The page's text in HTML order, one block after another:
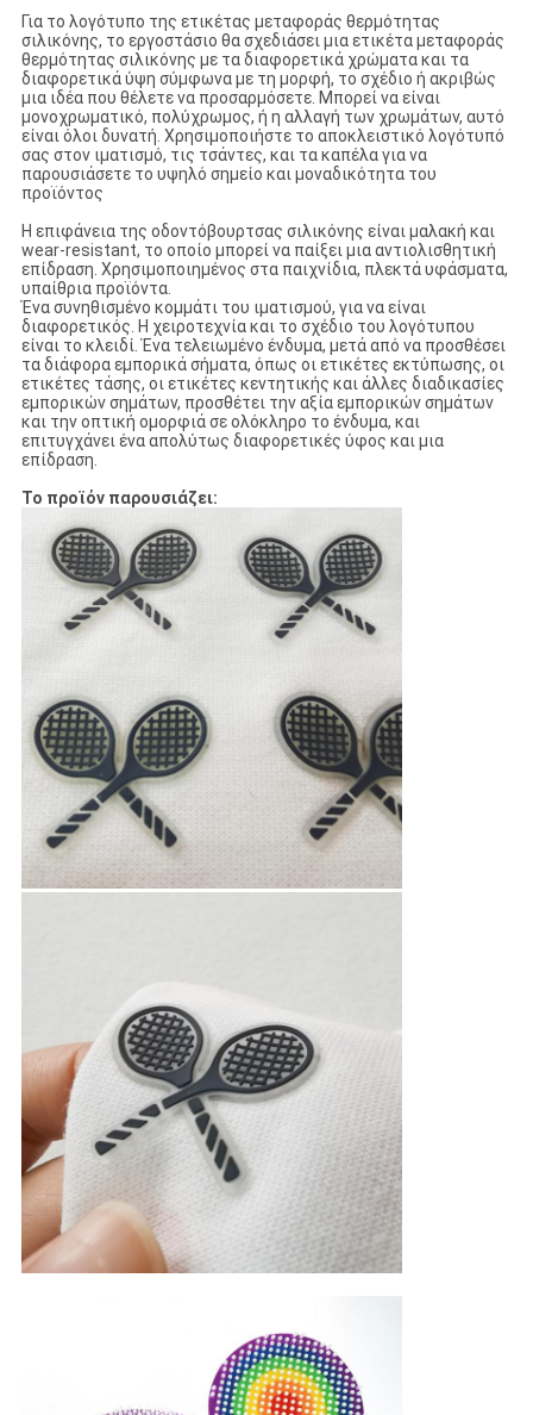
Για το λογότυπο της ετικέτας μεταφοράς θερμότητας
σιλικόνης, το εργοστάσιο θα σχεδιάσει μια ετικέτα μεταφοράς
θερμότητας σιλικόνης με τα διαφορετικά χρώματα και τα
διαφορετικά ύψη σύμφωνα με τη μορφή, το σχέδιο ή ακριβώς
μια ιδέα που θέλετε να προσαρμόσετε. Μπορεί να είναι
μονοχρωματικό, πολύχρωμος, ή η αλλαγή των χρωμάτων, αυτό
είναι όλοι δυνατή. Χρησιμοποιήστε το αποκλειστικό λογότυπό
σας στον ιματισμό, τις τσάντες, και τα καπέλα για να
παρουσιάσετε το υψηλό σημείο και μοναδικότητα του
προϊόντος
Η επιφάνεια της οδοντόβουρτσας σιλικόνης είναι μαλακή και
wear-resistant, το οποίο μπορεί να παίξει μια αντιολισθητική
επίδραση. Χρησιμοποιημένος στα παιχνίδια, πλεκτά υφάσματα,
υπαίθρια προϊόντα.
Ένα συνηθισμένο κομμάτι του ιματισμού, για να είναι
διαφορετικός. Η χειροτεχνία και το σχέδιο του λογότυπου
είναι το κλειδί. Ένα τελειωμένο ένδυμα, μετά από να προσθέσει
τα διάφορα εμπορικά σήματα, όπως οι ετικέτες εκτύπωσης, οι
ετικέτες τάσης, οι ετικέτες κεντητικής και άλλες διαδικασίες
εμπορικών σημάτων, προσθέτει την αξία εμπορικών σημάτων
και την οπτική ομορφιά σε ολόκληρο το ένδυμα, και
επιτυγχάνει ένα απολύτως διαφορετικές ύφος και μια
επίδραση.
Το προϊόν παρουσιάζει: